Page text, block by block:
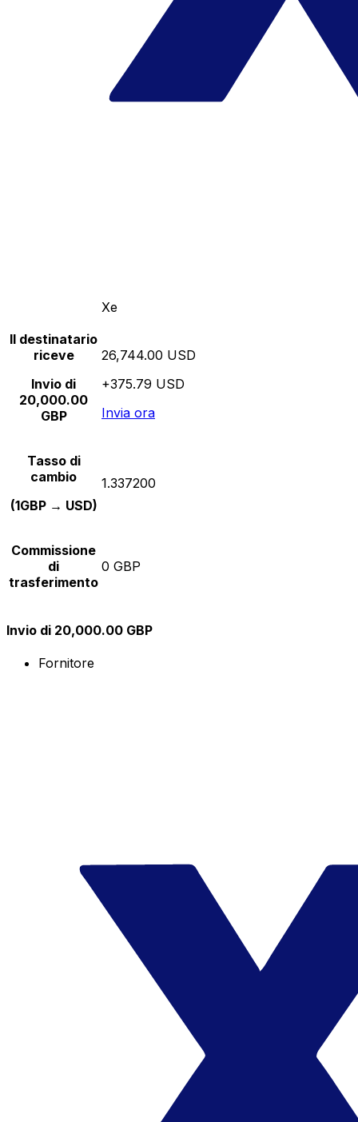
Xe
Il destinatario
riceve
Invio di
20,000.00
GBP
26,744.00 USD
+375.79 USD
Invia ora
Tasso di
cambio
(1GBP → USD)
1.337200
Commissione
di
trasferimento
0 GBP
Invio di 20,000.00 GBP
Fornitore